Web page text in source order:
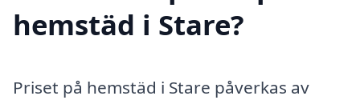
hemstäd i Stare?
Priset på hemstäd i Stare påverkas av